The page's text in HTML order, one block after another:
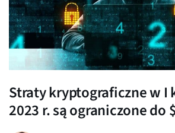
Straty kryptograficzne w I
2023 r. są ograniczone do